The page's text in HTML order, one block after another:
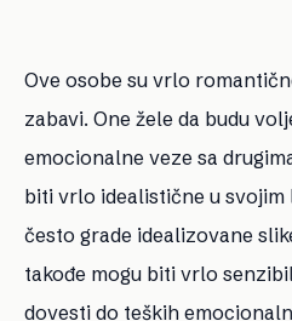
Ove osobe su vrlo
zabavi. One žele da budu
emocionalne veze sa
biti vrlo idealistične u svojim
često grade idealizovane
takođe mogu biti vrlo
dovesti do teških